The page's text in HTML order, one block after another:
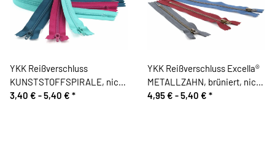
YKK Reißverschluss
KUNSTSTOFFSPIRALE, nicht
teilbar
3,40 € -5,40 € *
YKK Reißverschluss Excella®
METALLZAHN, brüniert, nicht
teilbar
4,95 € -5,40 € *